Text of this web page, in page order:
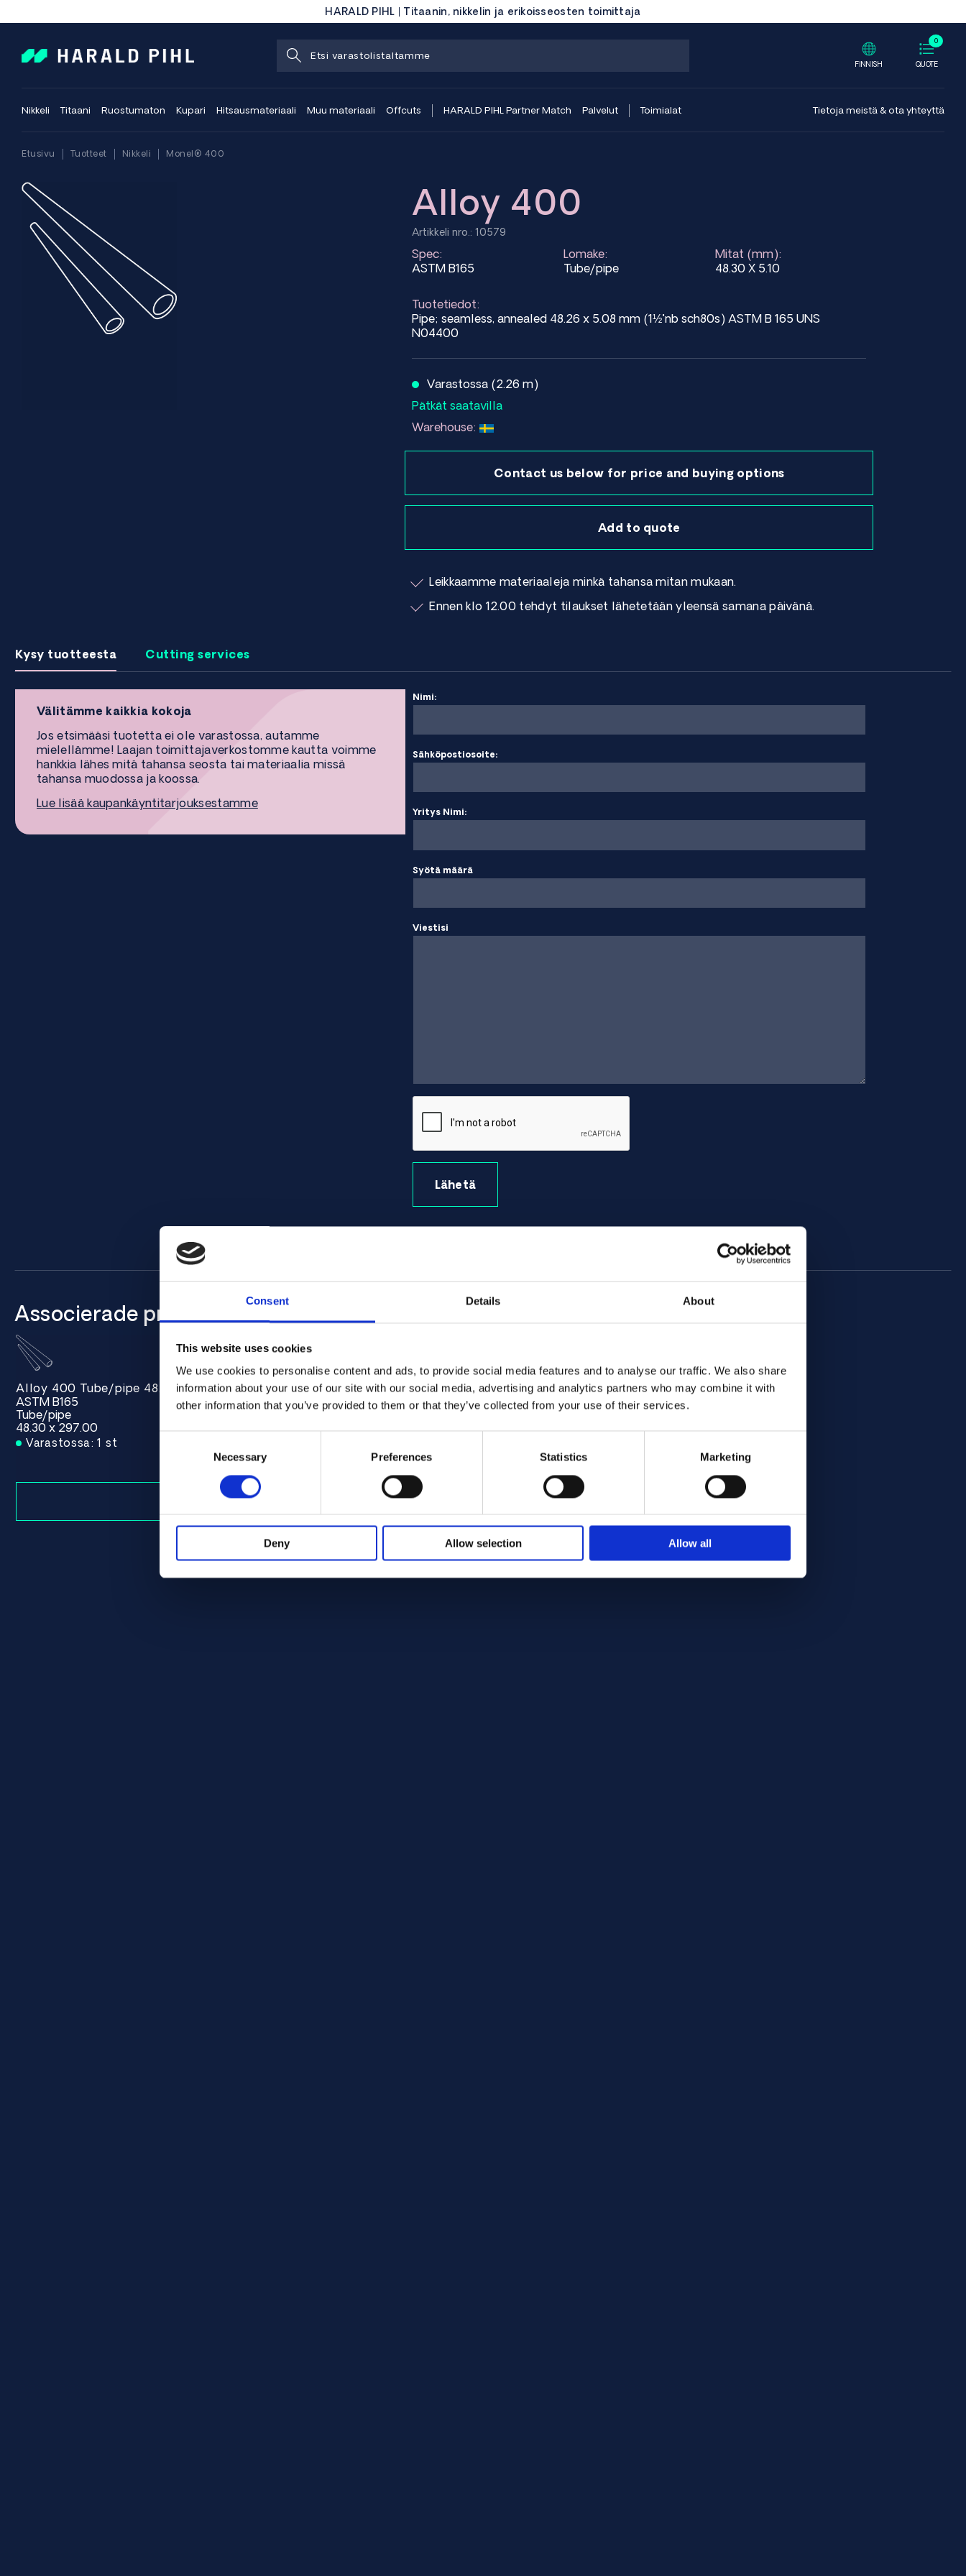
Consent Details About
This website uses cookies
We use cookies to personalise content and ads, to provide social media features and to analyse our traffic. We also share
information about your use of our site with our social media, advertising and analytics partners who may combine it with
other information that you’ve provided to them or that they’ve collected from your use of their services.
Necessary Preferences Statistics Marketing
Deny Allow selection Allow all
HARALD PIHL | Titaanin, nikkelin ja erikoisseosten toimittaja
0
QUOTE
FINNISH
Nikkeli Titaani Ruostumaton Kupari Hitsausmateriaali Muu materiaali Offcuts HARALD PIHL Partner Match Palvelut Toimialat Tietoja meistä & ota yhteyttä
Etusivu Tuotteet Nikkeli Monel® 400
Alloy 400
Artikkeli nro.: 10579
Spec:
ASTM B165
Lomake:
Tube/pipe
Mitat (mm):
48.30 X 5.10
Tuotetiedot:
Pipe; seamless, annealed 48.26 x 5.08 mm (1½"nb sch80s) ASTM B 165 UNS
N04400
Varastossa (2.26 m)
Pätkät saatavilla
Warehouse:
Contact us below for price and buying options
Add to quote
Leikkaamme materiaaleja minkä tahansa mitan mukaan.
Ennen klo 12.00 tehdyt tilaukset lähetetään yleensä samana päivänä.
Kysy tuotteesta Cutting services
Välitämme kaikkia kokoja
Jos etsimääsi tuotetta ei ole varastossa, autamme
mielellämme! Laajan toimittajaverkostomme kautta voimme
hankkia lähes mitä tahansa seosta tai materiaalia missä
tahansa muodossa ja koossa.
Lue lisää kaupankäyntitarjouksestamme
Nimi:
Sähköpostiosoite:
Yritys Nimi:
Syötä määrä
Viestisi
Lähetä
Associerade produkter
Alloy 400 Tube/pipe 48.30 x 297.00 ASTM B165 - Offcut
ASTM B165
Tube/pipe
48.30 x 297.00
Varastossa: 1 st
Alloy 400 Tube/pipe 48.30 x 349.00 ASTM B165 - Offcut
ASTM B165
Tube/pipe
48.30 x 349.00